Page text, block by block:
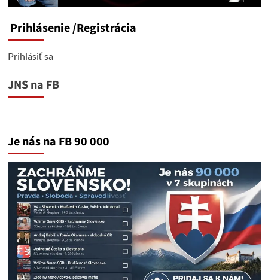
Prihlásenie/Registrácia
Prihlásiť sa
JNS na FB
Je nás na FB 90 000